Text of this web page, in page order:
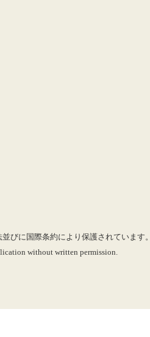
びに国際条約により保護されています。
without written permission.